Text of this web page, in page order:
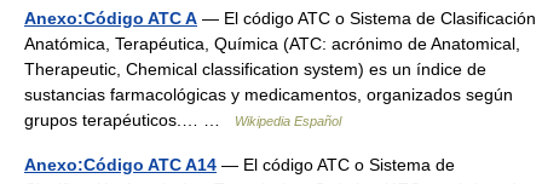
Anexo:Código ATC A — El código ATC o Sistema de Clasificación
Anatómica, Terapéutica, Química (ATC: acrónimo de Anatomical,
Therapeutic, Chemical classification system) es un índice de
sustancias farmacológicas y medicamentos, organizados según
grupos terapéuticos.… …
Wikipedia Español
Anexo:Código ATC A14 — El código ATC o Sistema de